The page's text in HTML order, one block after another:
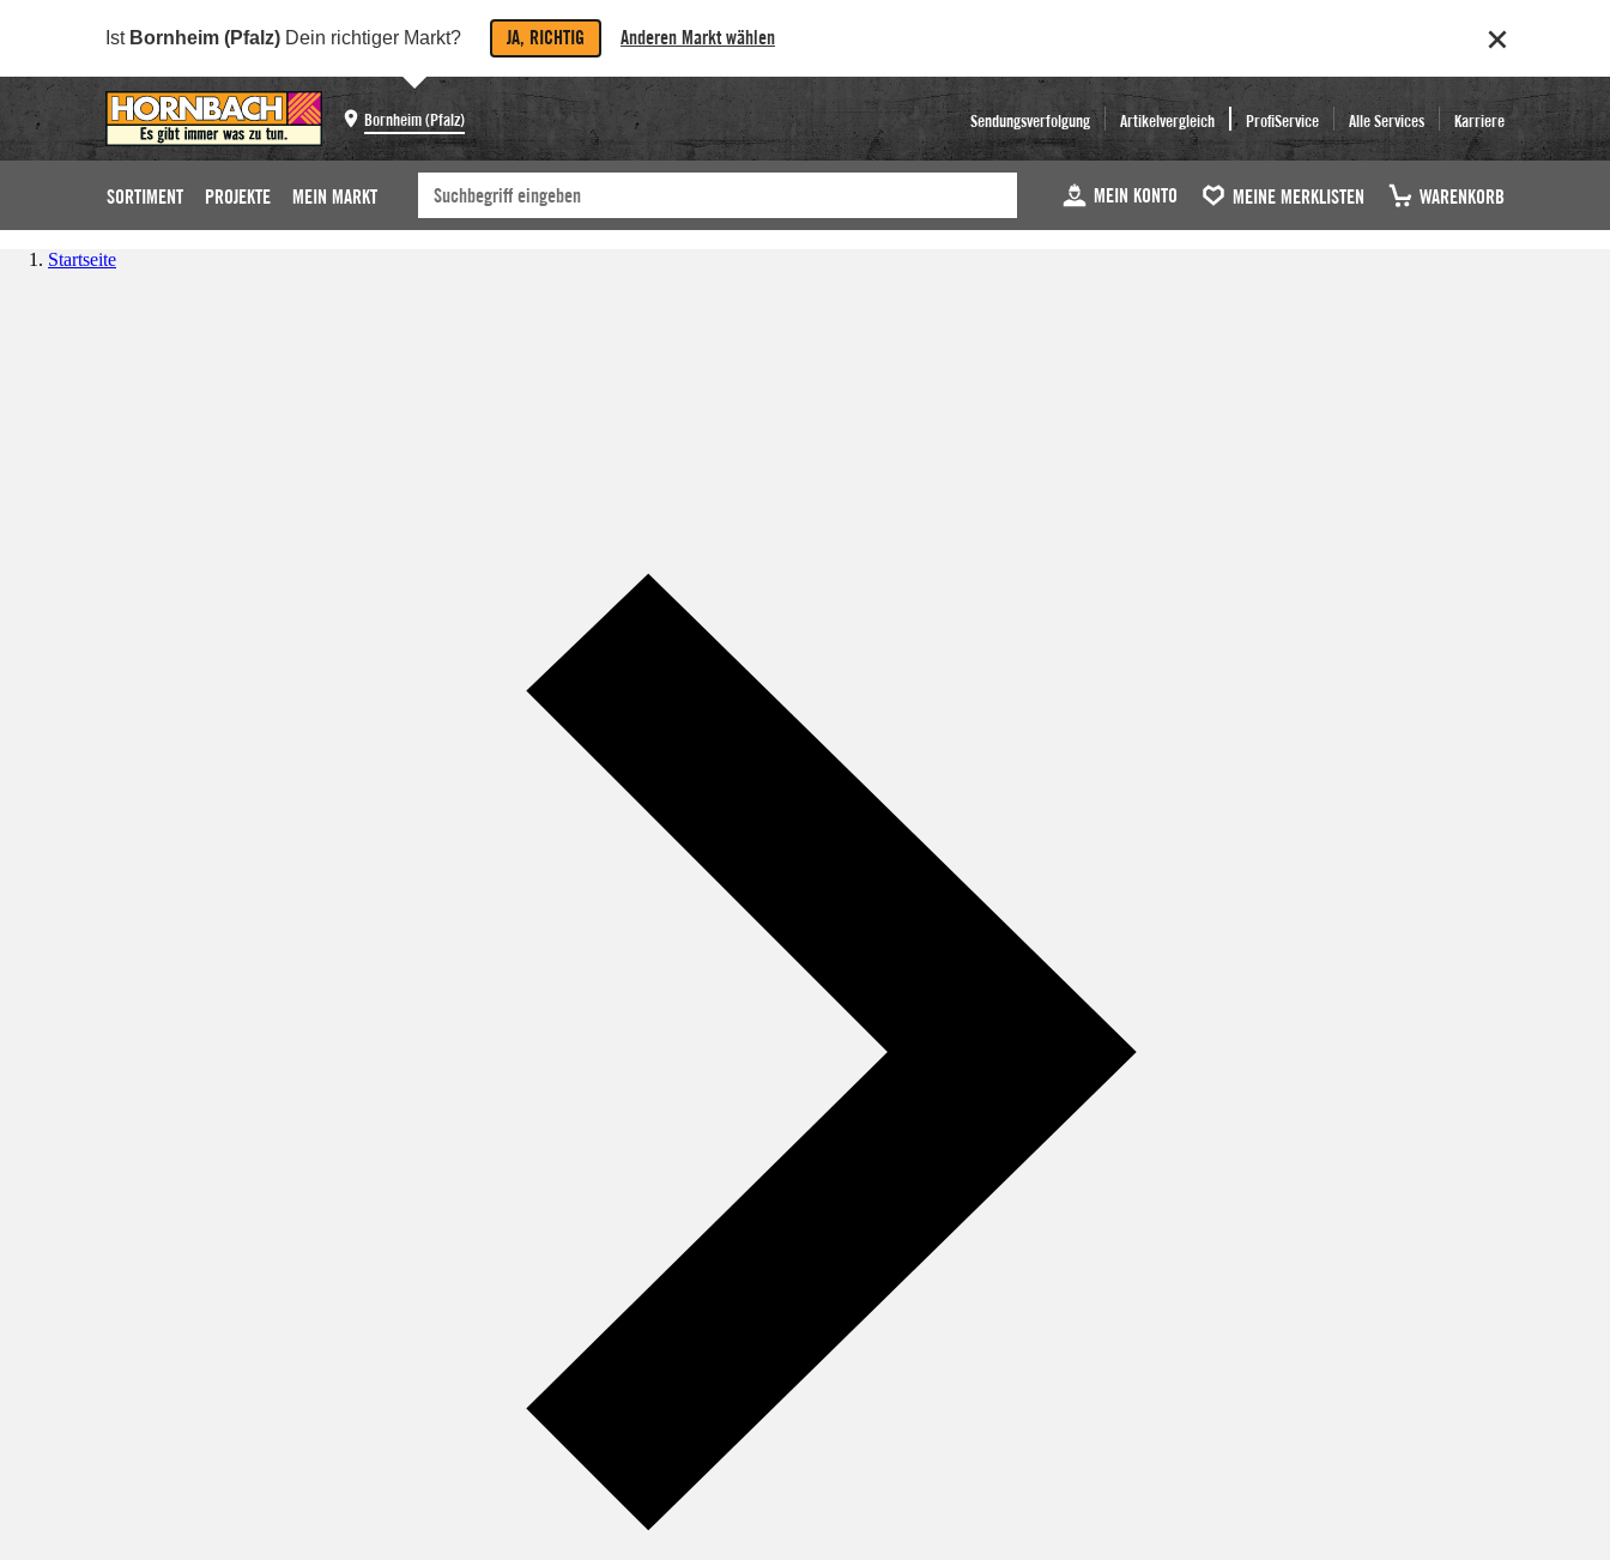
Ist Bornheim (Pfalz) Dein richtiger Markt? JA, RICHTIG Anderen Markt wählen
Bornheim (Pfalz) Sendungsverfolgung Artikelvergleich ProfiService Alle Services Karriere
SORTIMENT PROJEKTE MEIN MARKT MEIN KONTO MEINE MERKLISTEN WARENKORB
Startseite